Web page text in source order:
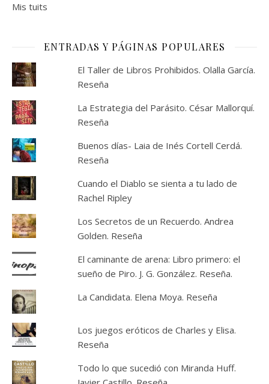
Mis tuits
ENTRADAS Y PÁGINAS POPULARES
El Taller de Libros Prohibidos. Olalla García.
Reseña
La Estrategia del Parásito. César Mallorquí.
Reseña
Buenos días- Laia de Inés Cortell Cerdá.
Reseña
Cuando el Diablo se sienta a tu lado de
Rachel Ripley
Los Secretos de un Recuerdo. Andrea
Golden. Reseña
El caminante de arena: Libro primero: el
sueño de Piro. J. G. González. Reseña.
La Candidata. Elena Moya. Reseña
Los juegos eróticos de Charles y Elisa.
Reseña
Todo lo que sucedió con Miranda Huff.